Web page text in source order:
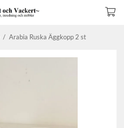
/ Arabia Ruska Äggkopp 2 st